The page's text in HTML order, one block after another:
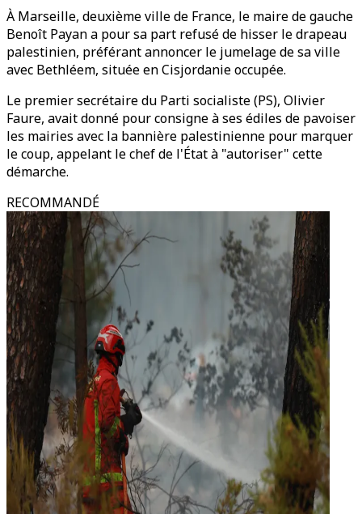
À Marseille, deuxième ville de France, le maire de gauche
Benoît Payan a pour sa part refusé de hisser le drapeau
palestinien, préférant annoncer le jumelage de sa ville
avec Bethléem, située en Cisjordanie occupée.
Le premier secrétaire du Parti socialiste (PS), Olivier
Faure, avait donné pour consigne à ses édiles de pavoiser
les mairies avec la bannière palestinienne pour marquer
le coup, appelant le chef de l'État à "autoriser" cette
démarche.
RECOMMANDÉ